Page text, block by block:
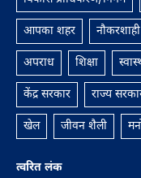
आपका शहर नौकरशाही
अपराध शिक्षा
केंद्र सरकार राज्य
खेल जीवन शैली
त्वरित लंक